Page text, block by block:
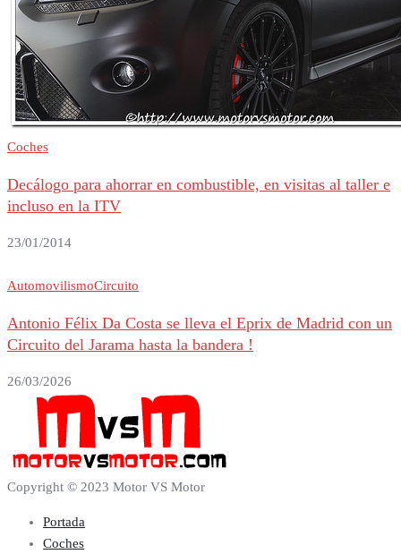
Coches
Decálogo para ahorrar en combustible, en visitas al taller e
incluso en la ITV
23/01/2014
AutomovilismoCircuito
Antonio Félix Da Costa se lleva el Eprix de Madrid con un
Circuito del Jarama hasta la bandera !
26/03/2026
Copyright © 2023 Motor VS Motor
Portada
Coches